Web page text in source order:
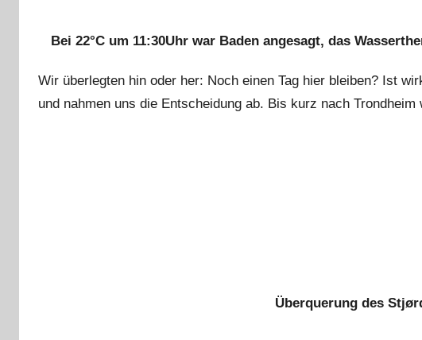
Bei 22°C um 11:30Uhr war Baden angesagt, das
Wir überlegten hin oder her: Noch einen Tag hier bleiben? Ist
und nahmen uns die Entscheidung ab. Bis kurz nach
Überquerung des